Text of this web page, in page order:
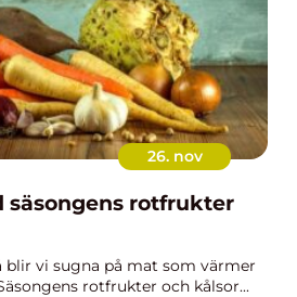
26. nov
säsongens rotfrukter
blir vi sugna på mat som värmer
rotfrukter och kålsor...